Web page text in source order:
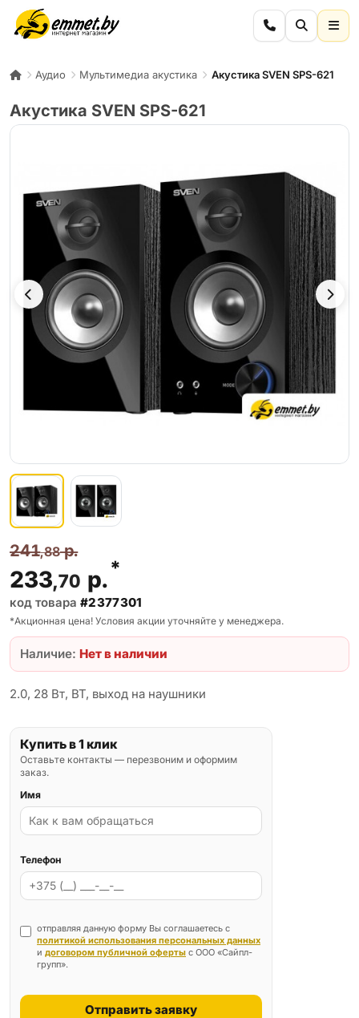
Аудио Мультимедиа акустика Акустика SVEN SPS-621
Акустика SVEN SPS-621
241,88р.
233,70 р.*
код товара #2377301
*Акционная цена! Условия акции уточняйте у менеджера.
Наличие: Нет в наличии
2.0, 28 Вт, BT, выход на наушники
Купить в 1 клик
Оставьте контакты — перезвоним и оформим
заказ.
Имя
Телефон
отправляя данную форму Вы соглашаетесь с
политикой использования персональных данных
и договором публичной оферты с ООО «Сайпл-
групп».
Отправить заявку